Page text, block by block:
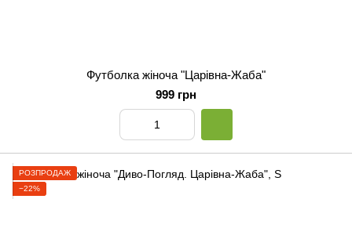
Футболка жіноча "Царівна-Жаба"
999 грн
РОЗПРОДАЖ
−22%